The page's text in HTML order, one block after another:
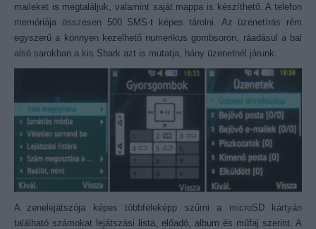
maileket is megtaláljuk, valamint saját mappa is készíthető. A telefon
memóriája összesen 500 SMS-t képes tárolni. Az üzenetírás rém
egyszerű a könnyen kezelhető numerikus gombsoron, ráadásul a bal
alsó sarokban a kis Shark azt is mutatja, hány üzenetnél járunk.
A zenelejátszója képes többféleképp szűrni a microSD kártyán
található számokat lejátszási lista, előadó, album és műfaj szerint. A